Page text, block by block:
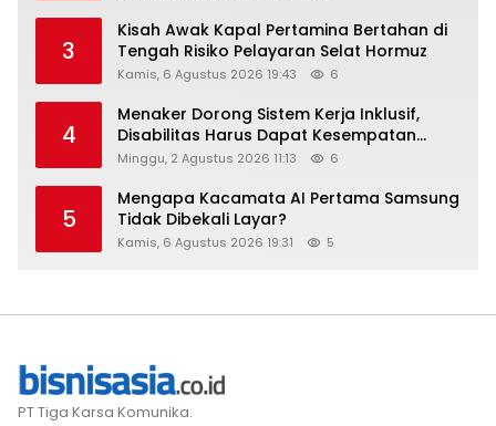
3
Kisah Awak Kapal Pertamina Bertahan di
Tengah Risiko Pelayaran Selat Hormuz
Kamis, 6 Agustus 2026 19:43 6
4
Menaker Dorong Sistem Kerja Inklusif,
Disabilitas Harus Dapat Kesempatan
Setara
Minggu, 2 Agustus 2026 11:13 6
5
Mengapa Kacamata AI Pertama Samsung
Tidak Dibekali Layar?
Kamis, 6 Agustus 2026 19:31 5
PT Tiga Karsa Komunika.